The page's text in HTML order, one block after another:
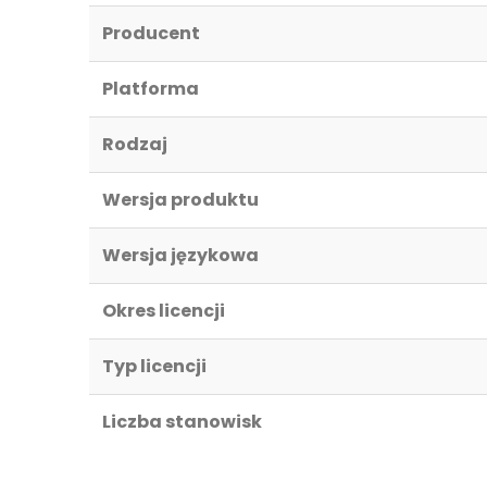
Producent
Platforma
Rodzaj
Wersja produktu
Wersja językowa
Okres licencji
Typ licencji
Liczba stanowisk